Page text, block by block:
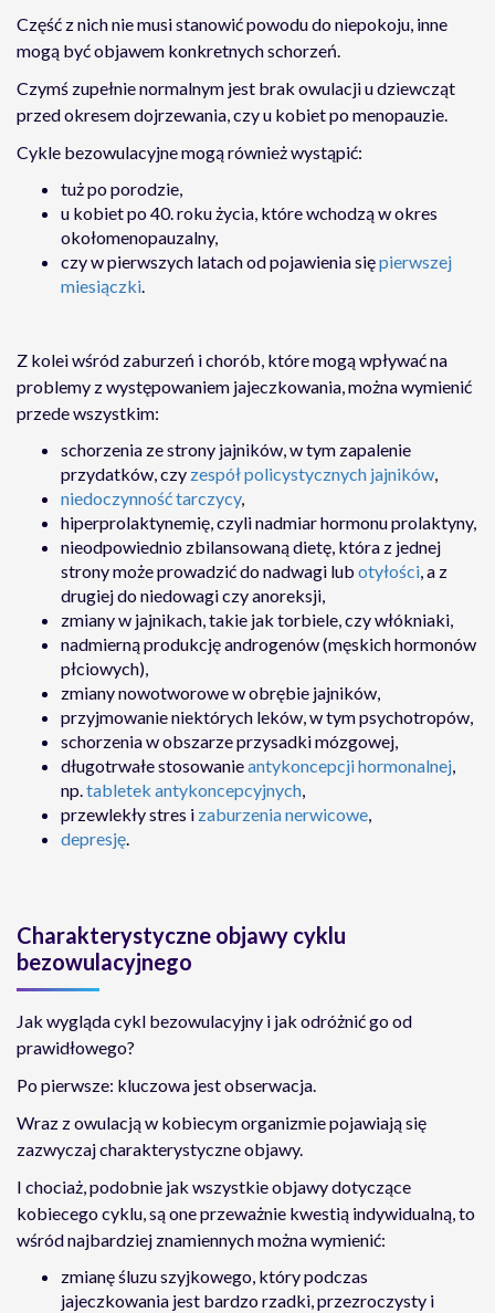
Część z nich nie musi stanowić powodu do niepokoju, inne
mogą być objawem konkretnych schorzeń.
Czymś zupełnie normalnym jest brak owulacji u dziewcząt
przed okresem dojrzewania, czy u kobiet po menopauzie.
Cykle bezowulacyjne mogą również wystąpić:
tuż po porodzie,
u kobiet po 40. roku życia, które wchodzą w okres
okołomenopauzalny,
czy w pierwszych latach od pojawienia siępierwszej
miesiączki.
Z kolei wśród zaburzeń i chorób, które mogą wpływać na
problemy z występowaniem jajeczkowania, można wymienić
przede wszystkim:
schorzenia ze strony jajników, w tym zapalenie
przydatków, czy zespół policystycznych jajników,
niedoczynność tarczycy,
hiperprolaktynemię, czyli nadmiar hormonu prolaktyny,
nieodpowiednio zbilansowaną dietę, która z jednej
strony może prowadzić do nadwagi lub otyłości, a z
drugiej do niedowagi czy anoreksji,
zmiany w jajnikach, takie jak torbiele, czy włókniaki,
nadmierną produkcję androgenów (męskich hormonów
płciowych),
zmiany nowotworowe w obrębie jajników,
przyjmowanie niektórych leków, w tym psychotropów,
schorzenia w obszarze przysadki mózgowej,
długotrwałe stosowanieantykoncepcji hormonalnej,
np.tabletek antykoncepcyjnych,
przewlekły stres i zaburzenia nerwicowe,
depresję.
Charakterystyczne objawy cyklu
bezowulacyjnego
Jak wygląda cykl bezowulacyjny i jak odróżnić go od
prawidłowego?
Po pierwsze: kluczowa jest obserwacja.
Wraz z owulacją w kobiecym organizmie pojawiają się
zazwyczaj charakterystyczne objawy.
I chociaż, podobnie jak wszystkie objawy dotyczące
kobiecego cyklu, są one przeważnie kwestią indywidualną, to
wśród najbardziej znamiennych można wymienić:
zmianę śluzu szyjkowego, który podczas
jajeczkowania jest bardzo rzadki, przezroczysty i